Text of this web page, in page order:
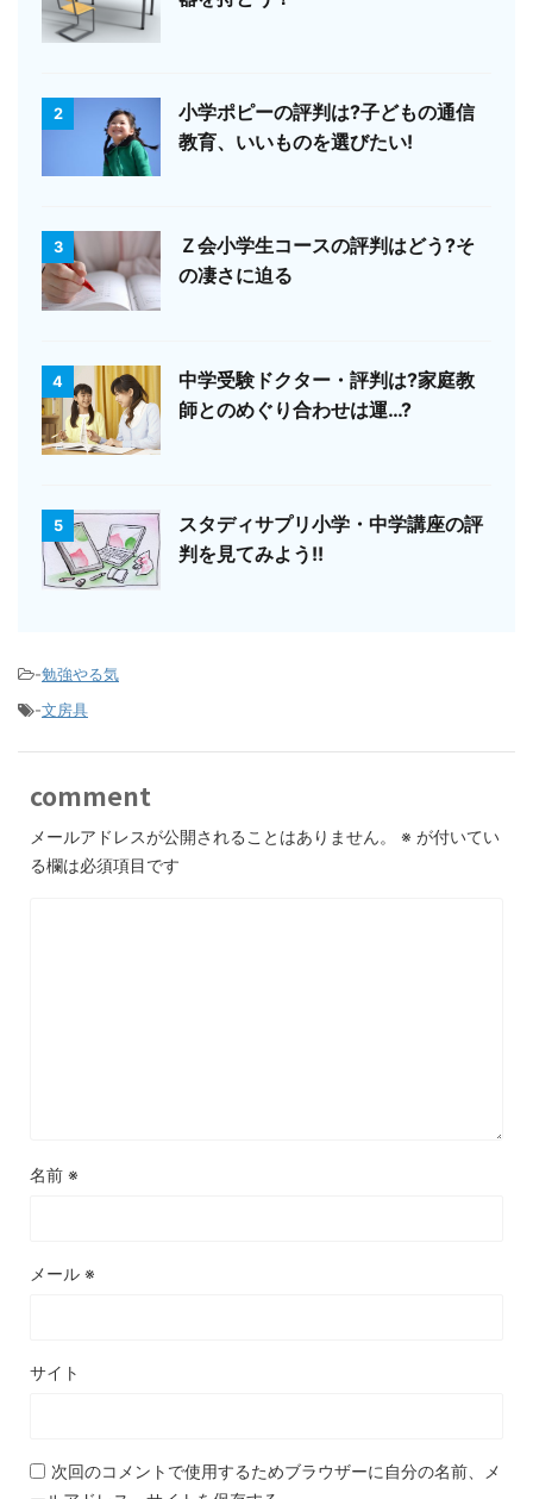
2
小学ポピーの評判は?子どもの通信
教育、いいものを選びたい!
3
Ｚ会小学生コースの評判はどう?そ
の凄さに迫る
4
中学受験ドクター・評判は?家庭教
師とのめぐり合わせは運…?
5
スタディサプリ小学・中学講座の評
判を見てみよう!!
-勉強やる気
-文房具
comment
メールアドレスが公開されることはありません。 ※ が付いてい
る欄は必須項目です
名前 ※
メール ※
サイト
次回のコメントで使用するためブラウザーに自分の名前、メ